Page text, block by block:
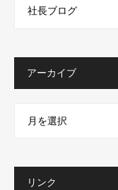
社長ブログ
アーカイブ
月を選択
リンク